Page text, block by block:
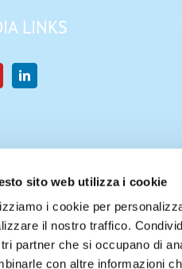
sito web utilizza i cookie
i cookie per
il nostro traffico.
partner che si occupano di
con altre informazioni
LINKS
Français Deutsch (